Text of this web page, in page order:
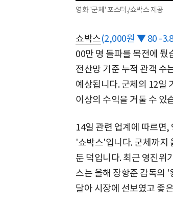
영화 '군체' 포스터./쇼박스 제공
쇼박스(2,000원 ▼ 80 -
00만 명 돌파를 목전에 뒀
전산망 기준 누적 관객 수
예상됩니다. 군체의 12일
이상의 수익을 거둘 수 있
14일 관련 업계에 따르면
'쇼박스'입니다. 군체까지
둔 덕입니다. 최근 영진위
스는 올해 장항준 감독의
달아 시장에 선보였고 좋